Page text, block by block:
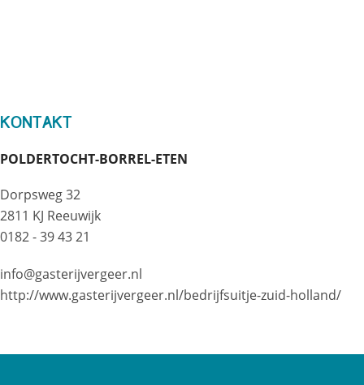
Kontakt
POLDERTOCHT-BORREL-ETEN
Dorpsweg 32
2811 KJ Reeuwijk
0182 - 39 43 21
info@gasterijvergeer.nl
http://www.gasterijvergeer.nl/bedrijfsuitje-zuid-holland/